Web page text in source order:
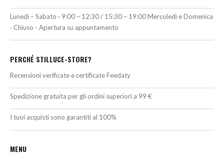
Lunedì – Sabato · 9:00 – 12:30 / 15:30 – 19:00 Mercoledì e Domenica
· Chiuso - Apertura su appuntamento
PERCHÉ STILLUCE-STORE?
Recensioni verificate e certificate Feedaty
Spedizione gratuita per gli ordini superiori a 99 €
I tuoi acquisti sono garantiti al 100%
MENU